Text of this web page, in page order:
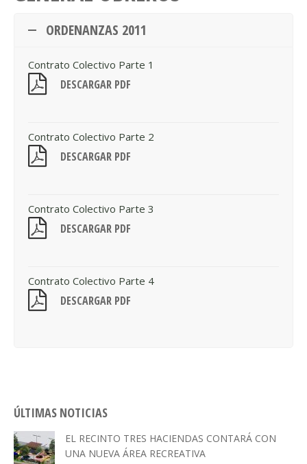
ORDENANZAS 2011
Contrato Colectivo Parte 1
DESCARGAR PDF
Contrato Colectivo Parte 2
DESCARGAR PDF
Contrato Colectivo Parte 3
DESCARGAR PDF
Contrato Colectivo Parte 4
DESCARGAR PDF
ÚLTIMAS NOTICIAS
EL RECINTO TRES HACIENDAS CONTARÁ CON
UNA NUEVA ÁREA RECREATIVA